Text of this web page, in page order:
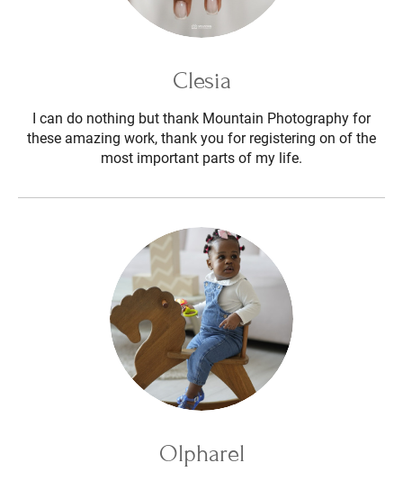
Clesia
I can do nothing but thank Mountain Photography for
these amazing work, thank you for registering on of the
most important parts of my life.
Olpharel